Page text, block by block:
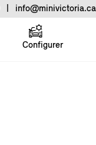
info@minivictoria.ca
Configurer